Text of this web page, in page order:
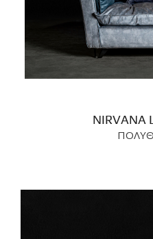
NIRVANA